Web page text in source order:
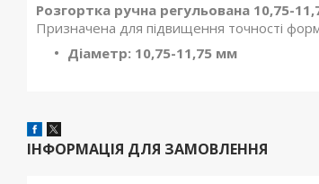
Розгортка ручна регульована 10,75-
Призначена для підвищення точності
Діаметр: 10,75-11,75 мм
ІНФОРМАЦІЯ ДЛЯ ЗАМОВЛЕННЯ